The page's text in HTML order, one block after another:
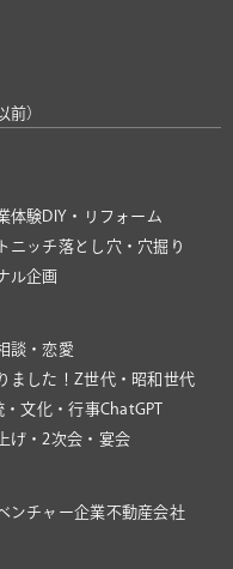
前）
体験DIY・リフォーム
ニッチ落とし穴・穴掘り
ル企画
談・恋愛
ました！ Z世代・昭和世代
・文化・行事ChatGPT
げ・2次会・宴会
ンチャー企業不動産会社